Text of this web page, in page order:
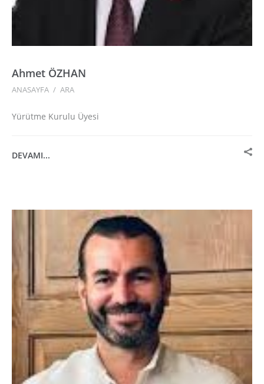
Ahmet ÖZHAN
ANASAYFA / ARA
Yürütme Kurulu Üyesi
DEVAMI...